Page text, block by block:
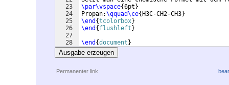
23
24
25
26
27
28
\par\vspace{6pt }
Propan:\qquad\ce{ H3C-CH2-CH3}
\end {tcolorbox}
\end { flushleft }
\end {document }
Ausgabe erzeugen
Permanenter link